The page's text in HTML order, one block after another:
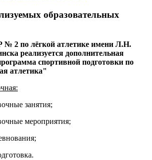
образовательных
по лёгкой атлетике имени Л.Н.
реализуется дополнительная
спортивной подготовки по
атлетика"
занятия;
мероприятия;